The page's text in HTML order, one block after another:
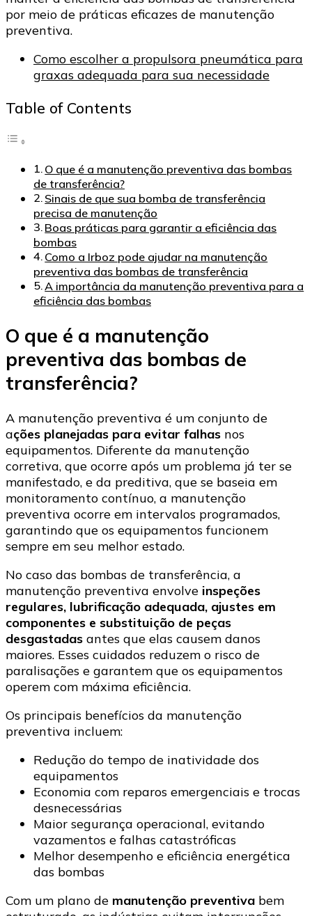
por meio de práticas eficazes de manutenção
preventiva.
Como escolher a propulsora pneumática para
graxas adequada para sua necessidade
Table of Contents
O que é a manutenção preventiva das bombas
de transferência?
Sinais de que sua bomba de transferência
precisa de manutenção
Boas práticas para garantir a eficiência das
bombas
Como a Irboz pode ajudar na manutenção
preventiva das bombas de transferência
A importância da manutenção preventiva para a
eficiência das bombas
O que é a manutenção
preventiva das bombas de
transferência?
A manutenção preventiva é um conjunto de
ações planejadas para evitar falhas nos
equipamentos. Diferente da manutenção
corretiva, que ocorre após um problema já ter se
manifestado, e da preditiva, que se baseia em
monitoramento contínuo, a manutenção
preventiva ocorre em intervalos programados,
garantindo que os equipamentos funcionem
sempre em seu melhor estado.
No caso das bombas de transferência, a
manutenção preventiva envolve inspeções
regulares, lubrificação adequada, ajustes em
componentes e substituição de peças
desgastadas antes que elas causem danos
maiores. Esses cuidados reduzem o risco de
paralisações e garantem que os equipamentos
operem com máxima eficiência.
Os principais benefícios da manutenção
preventiva incluem:
Redução do tempo de inatividade dos
equipamentos
Economia com reparos emergenciais e trocas
desnecessárias
Maior segurança operacional, evitando
vazamentos e falhas catastróficas
Melhor desempenho e eficiência energética
das bombas
Com um plano de manutenção preventiva bem